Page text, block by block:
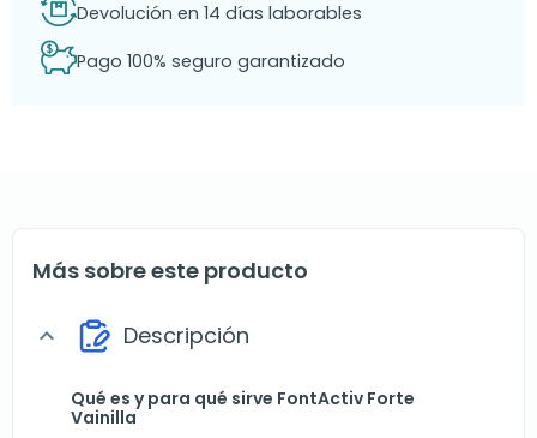
Devolución en 14 días laborables
Pago 100% seguro garantizado
Más sobre este producto
expand_more Descripción
Qué es y para qué sirve FontActiv Forte
Vainilla